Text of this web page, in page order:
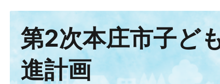
第2次本庄市子ど
進計画